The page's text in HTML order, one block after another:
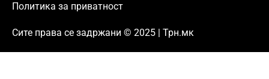
Политика за приватност
Сите права се задржани © 2025 | Трн.мк